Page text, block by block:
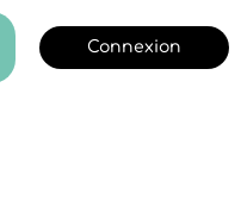
Connexion